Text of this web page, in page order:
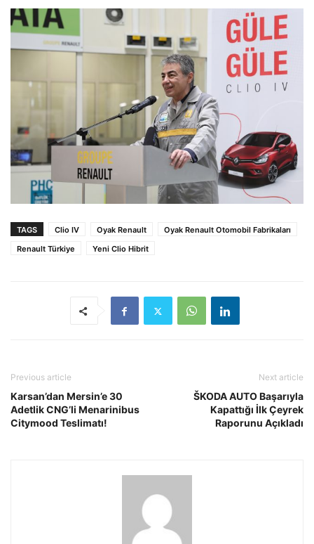
TAGS Clio IV Oyak Renault
Oyak Renault Otomobil Fabrikaları
Renault Türkiye
Yeni Clio Hibrit
Previous article
Karsan’dan Mersin’e 30
Adetlik CNG’li Menarinibus
Citymood Teslimatı!
Next article
ŠKODA AUTO Başarıyla
Kapattığı İlk Çeyrek
Raporunu Açıkladı